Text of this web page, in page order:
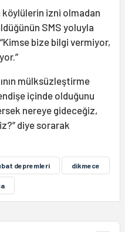
köylülerin izni olmadan
SMS yoluyla
bize bilgi vermiyor,
mülksüzleştirme
içinde olduğunu
nereye gideceğiz,
diye sorarak
depremleri dikmece